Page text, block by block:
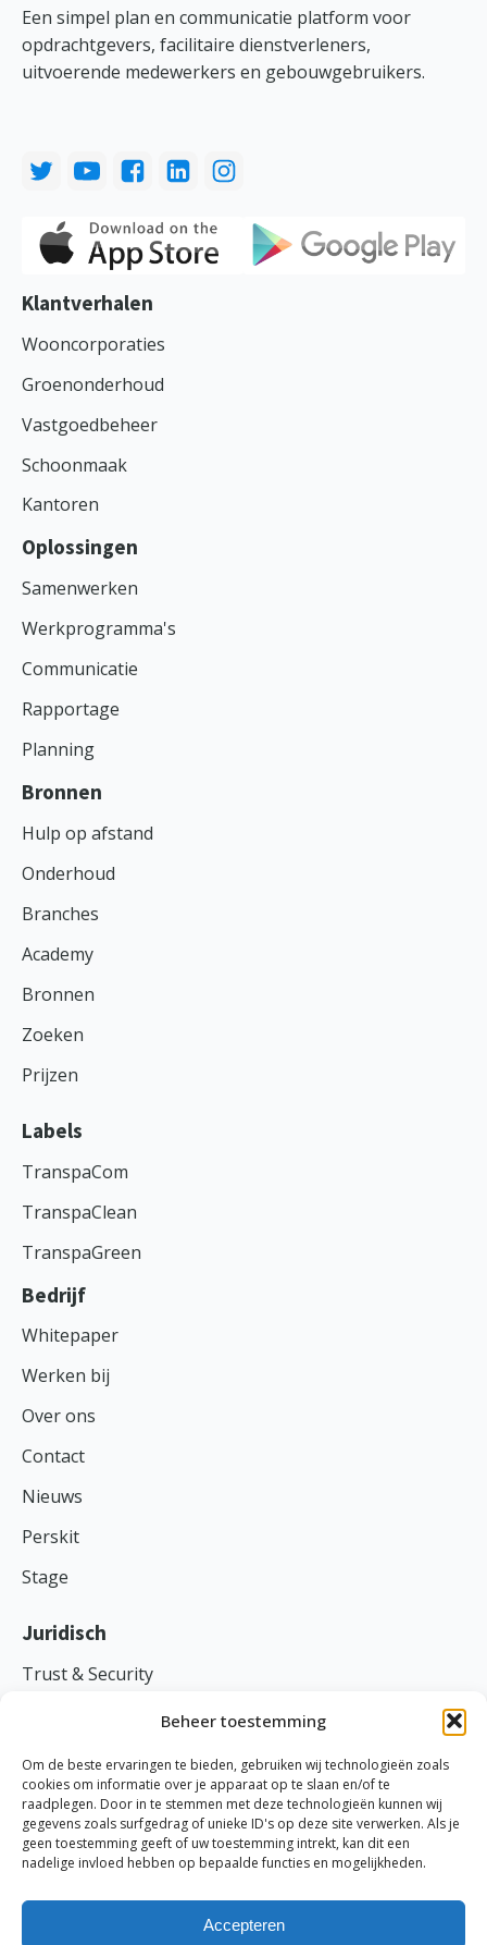
Beheer toestemming
Om de beste ervaringen te bieden, gebruiken wij technologieën zoals
cookies om informatie over je apparaat op te slaan en/of te
raadplegen. Door in te stemmen met deze technologieën kunnen wij
gegevens zoals surfgedrag of unieke ID's op deze site verwerken. Als je
geen toestemming geeft of uw toestemming intrekt, kan dit een
nadelige invloed hebben op bepaalde functies en mogelijkheden.
Accepteren
Een simpel plan en communicatie platform voor
opdrachtgevers, facilitaire dienstverleners,
uitvoerende medewerkers en gebouwgebruikers.
Klantverhalen
Wooncorporaties
Groenonderhoud
Vastgoedbeheer
Schoonmaak
Kantoren
Oplossingen
Samenwerken
Werkprogramma's
Communicatie
Rapportage
Planning
Bronnen
Hulp op afstand
Onderhoud
Branches
Academy
Bronnen
Zoeken
Prijzen
Labels
TranspaCom
TranspaClean
TranspaGreen
Bedrijf
Whitepaper
Werken bij
Over ons
Contact
Nieuws
Perskit
Stage
Juridisch
Trust & Security
Privacy
TranspaClean © 2026
KVK: 69870691 | BTW: NL858045734B01